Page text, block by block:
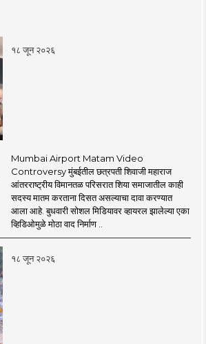
१८ जून २०२६
Mumbai Airport Matam Video
Controversy मुंबईतील छत्रपती शिवाजी महाराज
आंतरराष्ट्रीय विमानतळ परिसरात शिया समाजातील काही
सदस्य मातम करताना दिसत असल्याचा दावा करण्यात
आला आहे. बुधवारी सोशल मिडियावर व्हायरल झालेल्या एका
व्हिडिओमुळे मोठा वाद निर्माण ..
१८ जून २०२६